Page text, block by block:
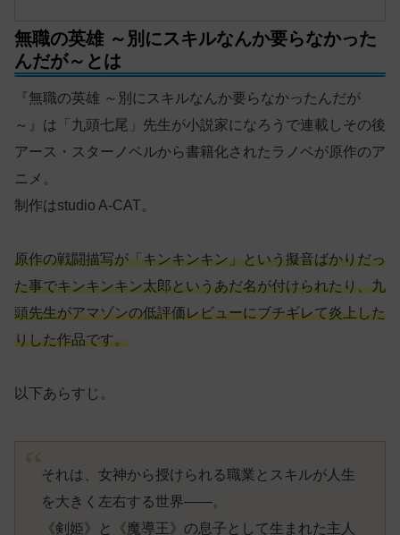
無職の英雄 ～別にスキルなんか要らなかった
んだが～とは
『無職の英雄 ～別にスキルなんか要らなかったんだが
～』は「九頭七尾」先生が小説家になろうで連載しその後
アース・スターノベルから書籍化されたラノベが原作のア
ニメ。
制作はstudio A-CAT。
原作の戦闘描写が「キンキンキン」という擬音ばかりだっ
た事でキンキンキン太郎というあだ名が付けられたり、九
頭先生がアマゾンの低評価レビューにブチギレて炎上した
りした作品です。
以下あらすじ。
それは、女神から授けられる職業とスキルが人生
を大きく左右する世界――。
《剣姫》と《魔導王》の息子として生まれた主人